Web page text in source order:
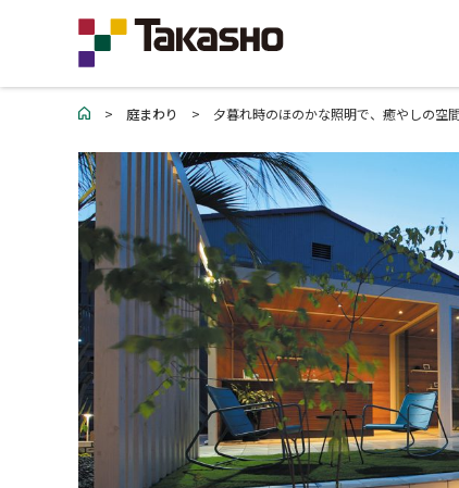
> 庭まわり > 夕暮れ時のほのかな照明で、癒やしの空